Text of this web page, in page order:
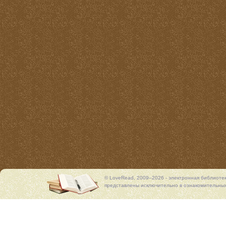
© LoveRead, 2009–2026 - электронная
представлены исключительно в